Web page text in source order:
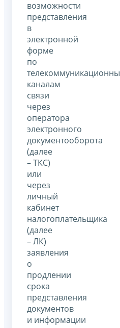
возможности
представления
в
электронной
форме
по
каналам
связи
через
оператора
электронного
документооборота
(далее
– ТКС)
или
через
личный
кабинет
налогоплательщика
(далее
– ЛК)
заявления
о
продлении
срока
представления
документов
и информации